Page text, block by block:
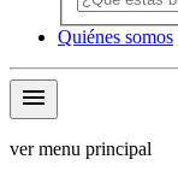
Quiénes somos
menu
ver menu principal